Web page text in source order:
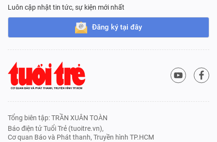
Luôn cập nhật tin tức, sự kiện mới nhất
Đăng ký tại đây
Tổng biên tập: TRẦN XUÂN TOÀN
Báo điện tử Tuổi Trẻ (tuoitre.vn),
Cơ quan Báo và Phát thanh, Truyền hình TP.HCM